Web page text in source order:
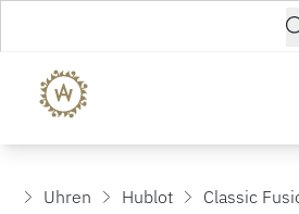
Uhren Hublot Classic